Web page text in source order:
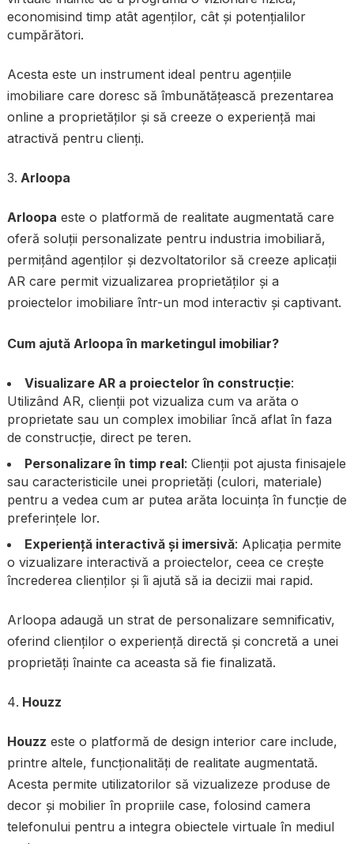
economisind timp atât agenților, cât și potențialilor
cumpărători.
Acesta este un instrument ideal pentru agențiile
imobiliare care doresc să îmbunătățească prezentarea
online a proprietăților și să creeze o experiență mai
atractivă pentru clienți.
Arloopa
Arloopa este o platformă de realitate augmentată care
oferă soluții personalizate pentru industria imobiliară,
permițând agenților și dezvoltatorilor să creeze aplicații
AR care permit vizualizarea proprietăților și a
proiectelor imobiliare într-un mod interactiv și captivant.
Cum ajută Arloopa în marketingul imobiliar?
Visualizare AR a proiectelor în construcție:
Utilizând AR, clienții pot vizualiza cum va arăta o
proprietate sau un complex imobiliar încă aflat în faza
de construcție, direct pe teren.
Personalizare în timp real: Clienții pot ajusta finisajele
sau caracteristicile unei proprietăți (culori, materiale)
pentru a vedea cum ar putea arăta locuința în funcție de
preferințele lor.
Experiență interactivă și imersivă: Aplicația permite
o vizualizare interactivă a proiectelor, ceea ce crește
încrederea clienților și îi ajută să ia decizii mai rapid.
Arloopa adaugă un strat de personalizare semnificativ,
oferind clienților o experiență directă și concretă a unei
proprietăți înainte ca aceasta să fie finalizată.
Houzz
Houzz este o platformă de design interior care include,
printre altele, funcționalități de realitate augmentată.
Acesta permite utilizatorilor să vizualizeze produse de
decor și mobilier în propriile case, folosind camera
telefonului pentru a integra obiectele virtuale în mediul